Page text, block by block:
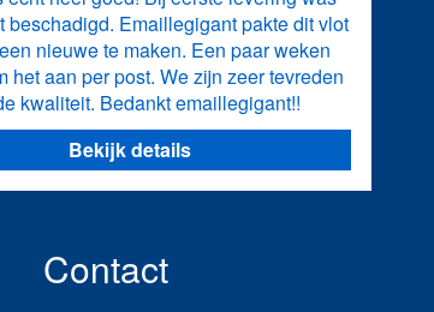
beschadigd. Emaillegigant pakte dit vlot
nieuwe te maken. Een paar weken
het aan per post. We zijn zeer tevreden
kwaliteit. Bedankt emaillegigant!!
Bekijk details
Contact